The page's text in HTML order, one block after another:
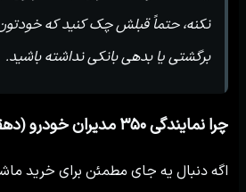
نکنه، حتماً قبلش چک کنید که
برگشتی یا بدهی بانکی نداشته باشید.
چرا نمایندگی ۳۵۰ مدیران خودرو (دهقانپور)؟
اگه دنبال یه جای مطمئن برای خرید